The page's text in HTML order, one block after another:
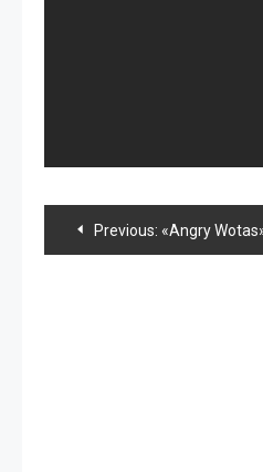
Navegación
Previous: «Angry Wotas», resurge